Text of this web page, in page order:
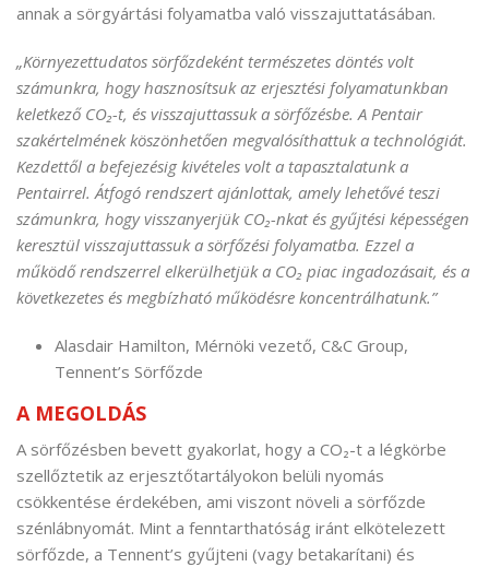
annak a sörgyártási folyamatba való visszajuttatásában.
„Környezettudatos sörfőzdeként természetes döntés volt
számunkra, hogy hasznosítsuk az erjesztési folyamatunkban
keletkező CO₂-t, és visszajuttassuk a sörfőzésbe. A Pentair
szakértelmének köszönhetően megvalósíthattuk a technológiát.
Kezdettől a befejezésig kivételes volt a tapasztalatunk a
Pentairrel. Átfogó rendszert ajánlottak, amely lehetővé teszi
számunkra, hogy visszanyerjük CO₂-nkat és gyűjtési képességen
keresztül visszajuttassuk a sörfőzési folyamatba. Ezzel a
működő rendszerrel elkerülhetjük a CO₂ piac ingadozásait, és a
következetes és megbízható működésre koncentrálhatunk.”
Alasdair Hamilton, Mérnöki vezető, C&C Group,
Tennent’s Sörfőzde
A MEGOLDÁS
A sörfőzésben bevett gyakorlat, hogy a CO₂-t a légkörbe
szellőztetik az erjesztőtartályokon belüli nyomás
csökkentése érdekében, ami viszont növeli a sörfőzde
szénlábnyomát. Mint a fenntarthatóság iránt elkötelezett
sörfőzde, a Tennent’s gyűjteni (vagy betakarítani) és